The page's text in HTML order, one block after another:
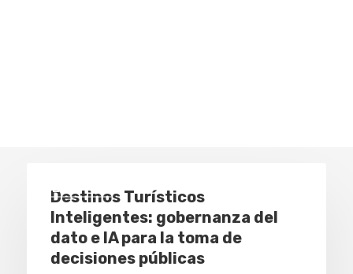
Eventos
Destinos Turísticos
Inteligentes: gobernanza del
dato e IA para la toma de
decisiones públicas